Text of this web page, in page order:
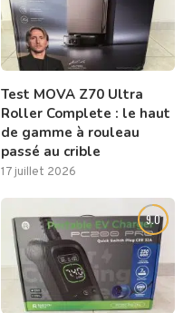
Test MOVA Z70 Ultra
Roller Complete : le haut
de gamme à rouleau
passé au crible
17 juillet 2026
9.0